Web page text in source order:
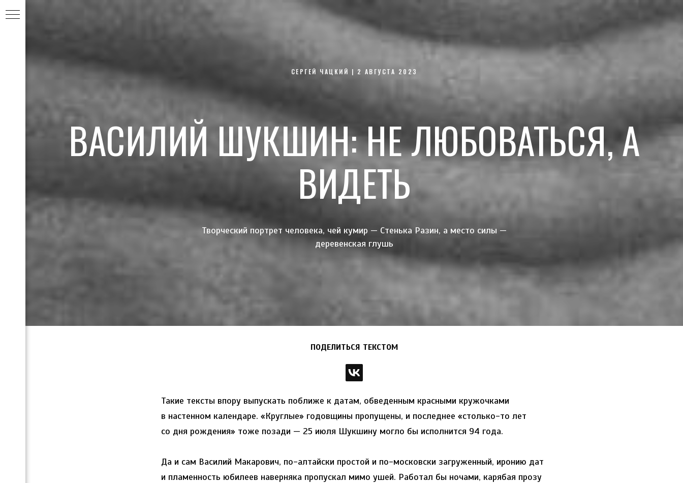
СЕРГЕЙ ЧАЦКИЙ | 2 АВГУСТА 2023
ВАСИЛИЙ ШУКШИН: НЕ ЛЮБОВАТЬСЯ, А
ВИДЕТЬ
Творческий портрет человека, чей кумир — Стенька Разин, а место силы —
деревенская глушь
ПОДЕЛИТЬСЯ ТЕКСТОМ
Такие тексты впору выпускать поближе к датам, обведенным красными кружочками
в настенном календаре. «Круглые» годовщины пропущены, и последнее «столько-то лет
со дня рождения» тоже позади — 25 июля Шукшину могло бы исполнится 94 года.
Да и сам Василий Макарович, по-алтайски простой и по-московски загруженный, иронию дат
и пламенность юбилеев наверняка пропускал мимо ушей. Работал бы ночами, карябая прозу